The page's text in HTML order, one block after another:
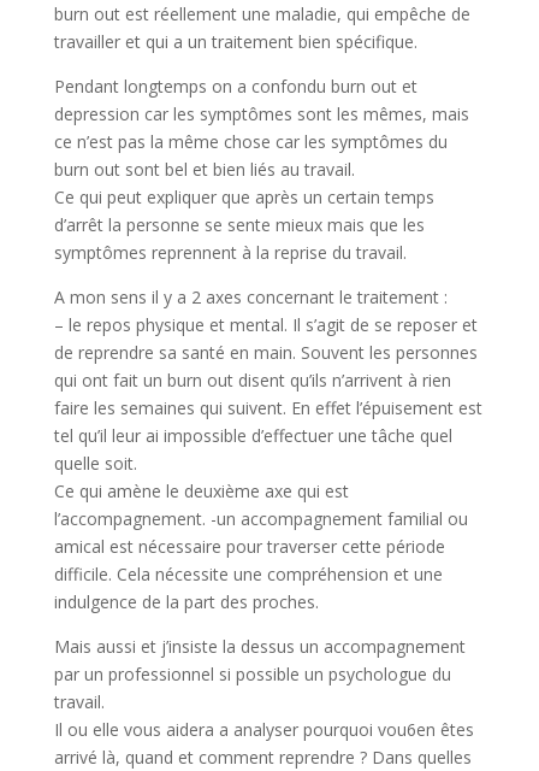
burn out est réellement une maladie, qui empêche de
travailler et qui a un traitement bien spécifique.
Pendant longtemps on a confondu burn out et
depression car les symptômes sont les mêmes, mais
ce n’est pas la même chose car les symptômes du
burn out sont bel et bien liés au travail.
Ce qui peut expliquer que après un certain temps
d’arrêt la personne se sente mieux mais que les
symptômes reprennent à la reprise du travail.
A mon sens il y a 2 axes concernant le traitement :
– le repos physique et mental. Il s’agit de se reposer et
de reprendre sa santé en main. Souvent les personnes
qui ont fait un burn out disent qu’ils n’arrivent à rien
faire les semaines qui suivent. En effet l’épuisement est
tel qu’il leur ai impossible d’effectuer une tâche quel
quelle soit.
Ce qui amène le deuxième axe qui est
l’accompagnement. -un accompagnement familial ou
amical est nécessaire pour traverser cette période
difficile. Cela nécessite une compréhension et une
indulgence de la part des proches.
Mais aussi et j’insiste la dessus un accompagnement
par un professionnel si possible un psychologue du
travail.
Il ou elle vous aidera a analyser pourquoi vou6en êtes
arrivé là, quand et comment reprendre ? Dans quelles